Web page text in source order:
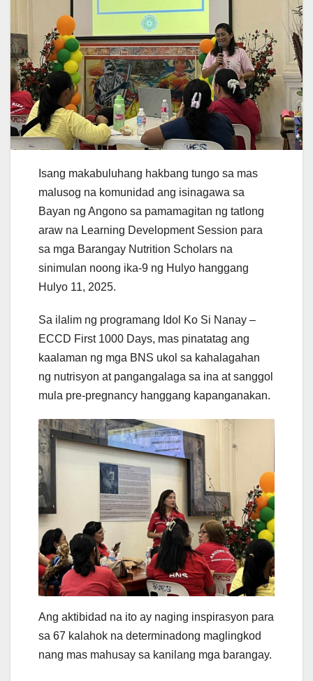
Isang makabuluhang hakbang tungo sa mas
malusog na komunidad ang isinagawa sa
Bayan ng Angono sa pamamagitan ng tatlong
araw na Learning Development Session para
sa mga Barangay Nutrition Scholars na
sinimulan noong ika-9 ng Hulyo hanggang
Hulyo 11, 2025.
Sa ilalim ng programang Idol Ko Si Nanay –
ECCD First 1000 Days, mas pinatatag ang
kaalaman ng mga BNS ukol sa kahalagahan
ng nutrisyon at pangangalaga sa ina at sanggol
mula pre-pregnancy hanggang kapanganakan.
Ang aktibidad na ito ay naging inspirasyon para
sa 67 kalahok na determinadong maglingkod
nang mas mahusay sa kanilang mga barangay.